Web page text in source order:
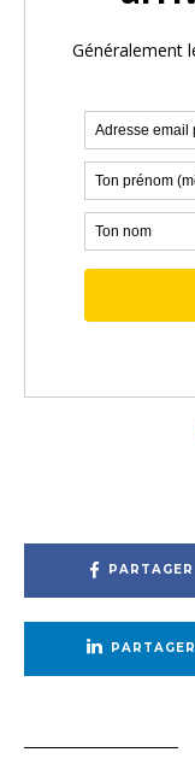
PARTAGER
PARTAGER